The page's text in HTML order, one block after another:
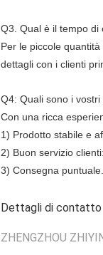
Q3. Qual è il tempo di
Per le piccole
dettagli con i clienti
Q4: Quali sono i
Con una ricca
1) Prodotto stabile e
2) Buon servizio
3) Consegna puntuale.
Dettagli di contatto
ZHENGZHOU